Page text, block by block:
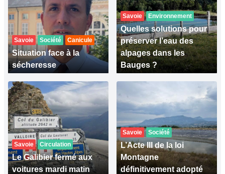
Savoie Société Canicule
Situation face à la
sécheresse
Savoie Environnement
Quelles solutions pour
préserver l’eau des
alpages dans les
Bauges ?
Savoie Circulation
Le Galibier fermé aux
voitures mardi matin
Savoie Société
L’Acte III de la loi
Montagne
définitivement adopté